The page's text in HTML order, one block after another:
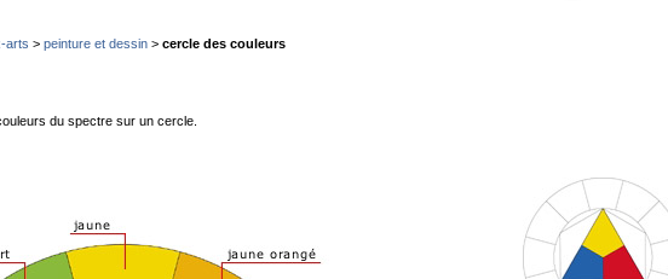
arts > peinture et dessin > cercle des couleurs
du spectre sur un cercle.